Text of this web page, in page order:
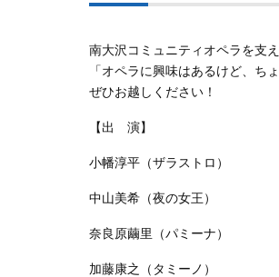
南大沢コミュニティオペラを支
「オペラに興味はあるけど、ち
ぜひお越しください！
【出 演】
小幡淳平（ザラストロ）
中山美希（夜の女王）
奈良原繭里（パミーナ）
加藤康之（タミーノ）